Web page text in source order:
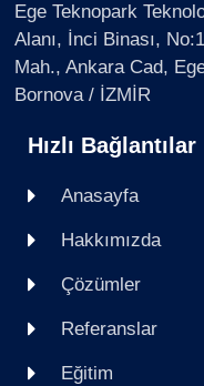
Ege Teknopark
Alanı, İnci Binası,
Mah., Ankara Cad,
Bornova / İZMİR
Hızlı Bağlantılar
Anasayfa
Hakkımızda
Çözümler
Referanslar
Eğitim